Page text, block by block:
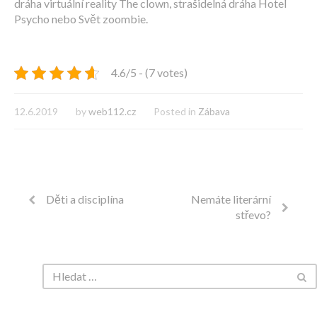
dráha virtuální reality The clown, strašidelná dráha Hotel
Psycho nebo Svět zoombie.
4.6/5 - (7 votes)
12.6.2019 byweb112.cz Posted in Zábava
Děti a disciplína
Nemáte literární
střevo?